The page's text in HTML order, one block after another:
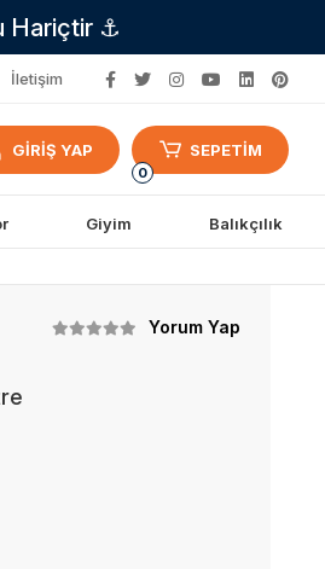
Hariçtir ⚓
İletişim
GİRİŞ YAP
0
SEPETİM
Giyim Balıkçılık
Yorum Yap